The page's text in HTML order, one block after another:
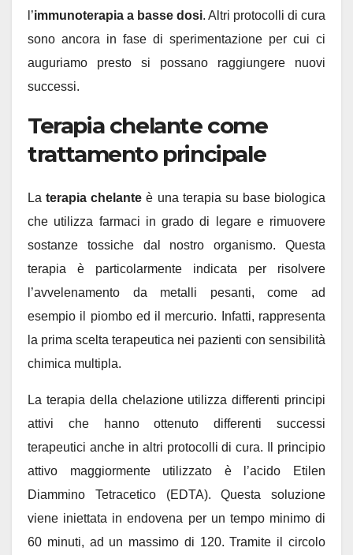
l’immunoterapia a basse dosi. Altri protocolli di cura
sono ancora in fase di sperimentazione per cui ci
auguriamo presto si possano raggiungere nuovi
successi.
Terapia chelante come
trattamento principale
Laterapia chelanteè una terapia su base biologica
che utilizza farmaci in grado di legare e rimuovere
sostanze tossiche dal nostro organismo. Questa
terapia è particolarmente indicata per risolvere
l’avvelenamento da metalli pesanti, come ad
esempio il piombo ed il mercurio. Infatti, rappresenta
la prima scelta terapeutica nei pazienti con sensibilità
chimica multipla.
La terapia della chelazione utilizza differenti principi
attivi che hanno ottenuto differenti successi
terapeutici anche in altri protocolli di cura. Il principio
attivo maggiormente utilizzato è l’acido Etilen
Diammino Tetracetico (EDTA). Questa soluzione
viene iniettata in endovena per un tempo minimo di
60 minuti, ad un massimo di 120. Tramite il circolo